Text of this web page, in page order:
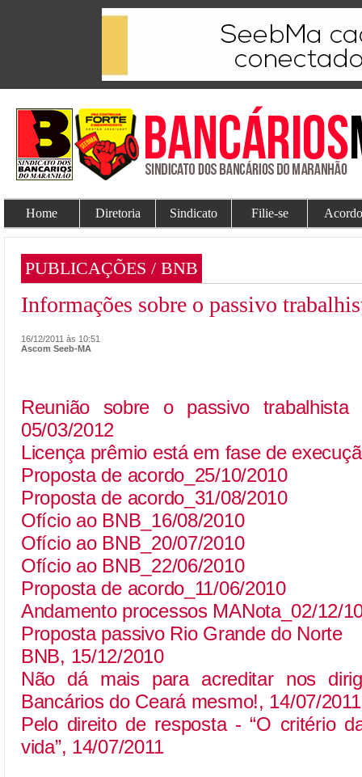
Home Diretoria Sindicato Filie-se
PUBLICAÇÕES / BNB
Informações sobre o passivo
16/12/2011 às 10:51
Ascom Seeb-MA
Reunião sobre o passivo
05/03/2012
Licença prêmio está em fase de
Proposta de acordo_25/10/2010
Proposta de acordo_31/08/2010
Ofício ao BNB_16/08/2010
Ofício ao BNB_20/07/2010
Ofício ao BNB_22/06/2010
Proposta de acordo_11/06/2010
Andamento processos MANota_02/12/
Proposta passivo Rio Grande do Norte
BNB, 15/12/2010
Não dá mais para acreditar nos
Bancários do Ceará mesmo!, 14/07/2011
Pelo direito de resposta - “O critério
vida”, 14/07/2011